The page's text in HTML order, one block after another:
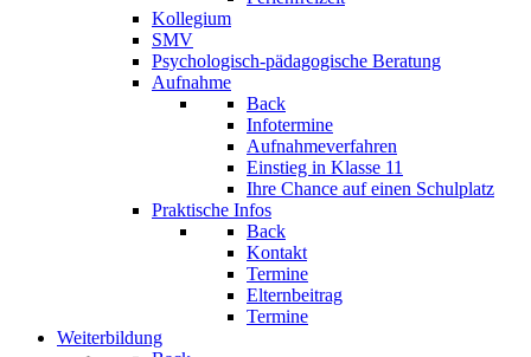
Kollegium
SMV
Psychologisch-pädagogische Beratung
Aufnahme
Back
Infotermine
Aufnahmeverfahren
Einstieg in Klasse 11
Ihre Chance auf einen Schulplatz
Praktische Infos
Back
Kontakt
Termine
Elternbeitrag
Termine
Weiterbildung